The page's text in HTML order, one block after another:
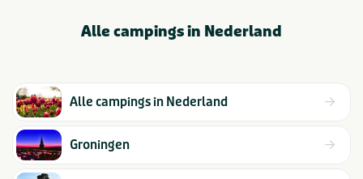
Alle campings in Nederland
Alle campings in Nederland
Groningen